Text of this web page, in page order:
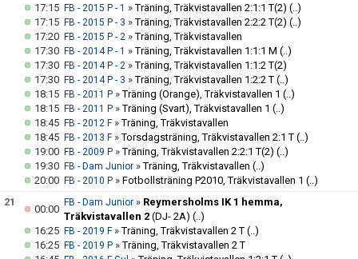
17:15 FB - 2015 P - 1 »Träning, Träkvistavallen 2:1:1 T(2) (..)
17:15 FB - 2015 P - 3 »Träning, Träkvistavallen 2:2:2 T(2) (..)
17:20 FB - 2015 P - 2 »Träning, Träkvistavallen
17:30 FB - 2014 P - 1 »Träning, Träkvistavallen 1:1:1 M (..)
17:30 FB - 2014 P - 2 »Träning, Träkvistavallen 1:1:2 T(2)
17:30 FB - 2014 P - 3 »Träning, Träkvistavallen 1:2:2 T (..)
18:15 FB - 2011 P »Träning (Orange), Träkvistavallen 1 (..)
18:15 FB - 2011 P »Träning (Svart), Träkvistavallen 1 (..)
18:45 FB - 2012 F»Träning, Träkvistavallen
18:45 FB - 2013 F»Torsdagsträning, Träkvistavallen 2:1 T (..)
19:00 FB - 2009 P »Träning, Träkvistavallen 2:2:1 T(2) (..)
19:30 FB - Dam Junior »Träning, Träkvistavallen (..)
20:00 FB - 2010 P » Fotbollsträning P2010, Träkvistavallen 1 (..)
21
00:00
FB - Dam Junior » Reymersholms IK 1 hemma,
Träkvistavallen 2 (DJ- 2A) (..)
16:25 FB - 2019 F»Träning, Träkvistavallen 2 T (..)
16:25 FB - 2019 P »Träning, Träkvistavallen 2 T